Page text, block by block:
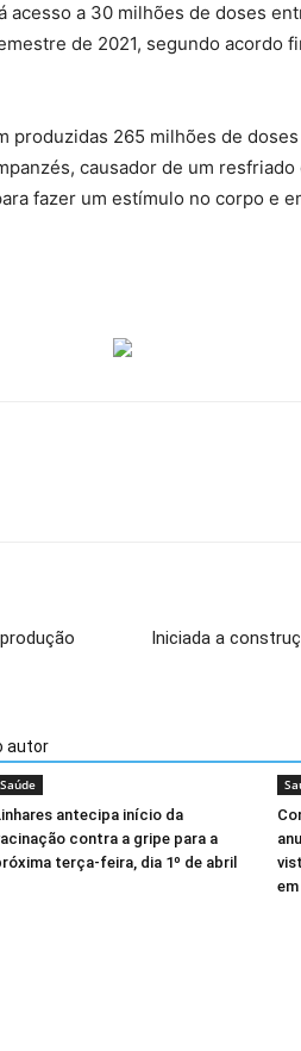
acesso a 30 milhões de doses
de 2021, segundo acordo
produzidas 265 milhões de
causador de um
fazer um estímulo no corpo e
Iniciada a
autor
Saúde
antecipa início da
contra a gripe para a
terça-feira, dia 1º de abril